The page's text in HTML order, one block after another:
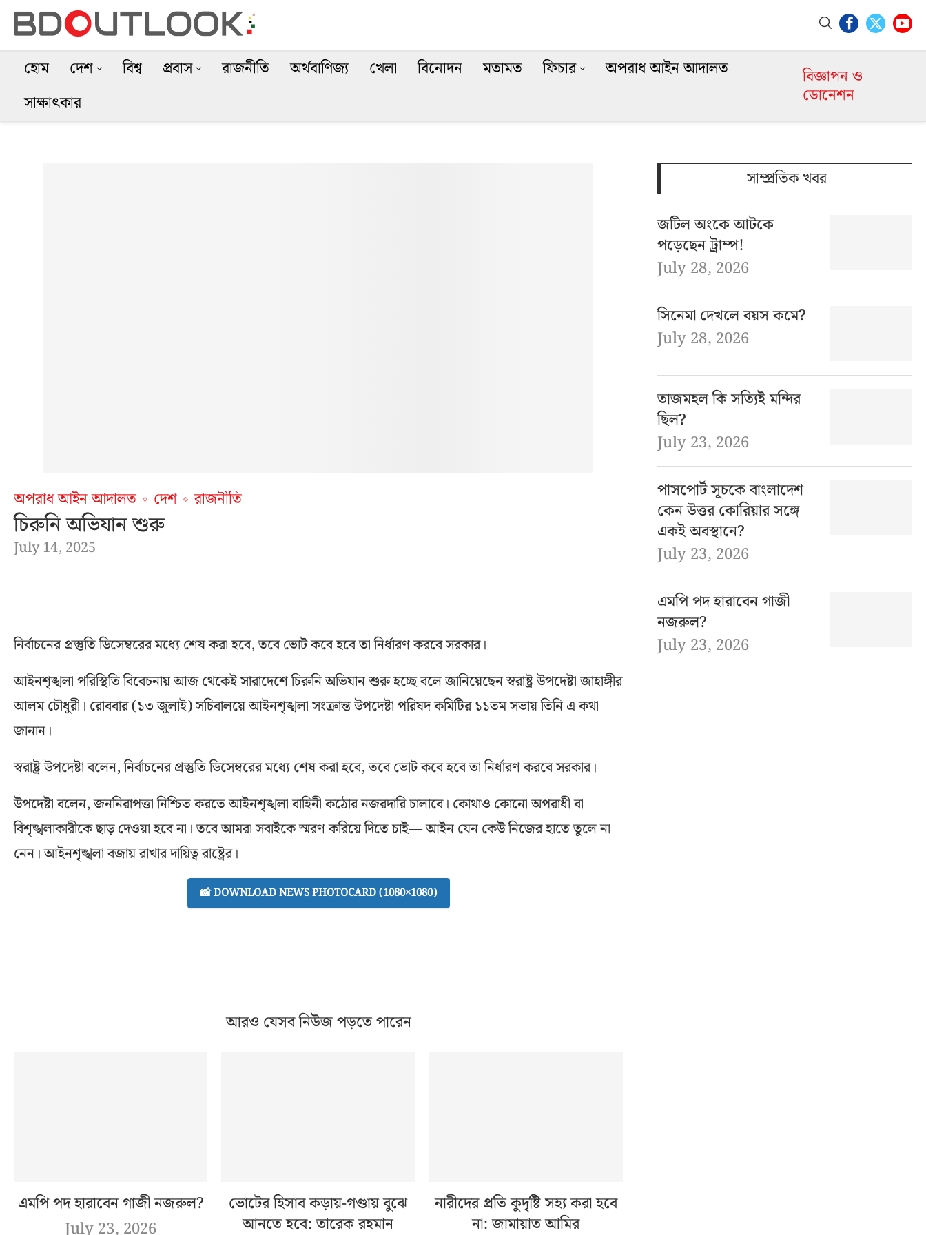
হোম দেশ বিশ্ব প্রবাস রাজনীতি অর্থবাণিজ্য খেলা বিনোদন মতামত ফিচার
অপরাধ আইন আদালত
সাক্ষাৎকার
বিজ্ঞাপন ও
ডোনেশন
অপরাধ আইন আদালত দেশ রাজনীতি
চিরুনি অভিযান শুরু
July 14, 2025
নির্বাচনের প্রস্তুতি ডিসেম্বরের মধ্যে শেষ করা হবে, তবে ভোট কবে হবে তা নির্ধারণ করবে সরকার।
আইনশৃঙ্খলা পরিস্থিতি বিবেচনায় আজ থেকেই সারাদেশে চিরুনি অভিযান শুরু হচ্ছে বলে জানিয়েছেন স্বরাষ্ট্র উপদেষ্টা জাহাঙ্গীর
আলম চৌধুরী। রোববার (১৩ জুলাই) সচিবালয়ে আইনশৃঙ্খলা সংক্রান্ত উপদেষ্টা পরিষদ কমিটির ১১তম সভায় তিনি এ কথা
জানান।
স্বরাষ্ট্র উপদেষ্টা বলেন, নির্বাচনের প্রস্তুতি ডিসেম্বরের মধ্যে শেষ করা হবে, তবে ভোট কবে হবে তা নির্ধারণ করবে সরকার।
উপদেষ্টা বলেন, জননিরাপত্তা নিশ্চিত করতে আইনশৃঙ্খলা বাহিনী কঠোর নজরদারি চালাবে। কোথাও কোনো অপরাধী বা
বিশৃঙ্খলাকারীকে ছাড় দেওয়া হবে না। তবে আমরা সবাইকে স্মরণ করিয়ে দিতে চাই— আইন যেন কেউ নিজের হাতে তুলে না
নেন। আইনশৃঙ্খলা বজায় রাখার দায়িত্ব রাষ্ট্রের।
📸 DOWNLOAD NEWS PHOTOCARD (1080×1080)
আরও যেসব নিউজ পড়তে পারেন
এমপি পদ হারাবেন গাজী নজরুল?
July 23, 2026
ভোটের হিসাব কড়ায়-গণ্ডায় বুঝে
আনতে হবে: তারেক রহমান
নারীদের প্রতি কুদৃষ্টি সহ্য করা হবে
না: জামায়াত আমির
সাম্প্রতিক খবর
জটিল অংকে আটকে
পড়েছেন ট্রাম্প!
July 28, 2026
সিনেমা দেখলে বয়স কমে?
July 28, 2026
তাজমহল কি সত্যিই মন্দির
ছিল?
July 23, 2026
পাসপোর্ট সূচকে বাংলাদেশ
কেন উত্তর কোরিয়ার সঙ্গে
একই অবস্থানে?
July 23, 2026
এমপি পদ হারাবেন গাজী
নজরুল?
July 23, 2026